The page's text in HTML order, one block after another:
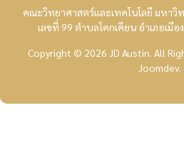
คณะวิทยาศาสตร์และเทคโนโลยี มหาวิ
เลขที่ 99 ตำบลโคกเคียน อำเภอเมือ
Copyright © 2026 JD Austin. All
Joomdev.